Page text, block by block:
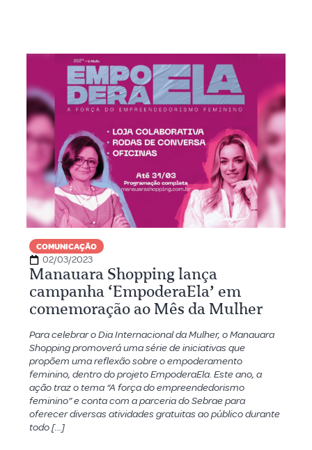
COMUNICAÇÃO
02/03/2023
Manauara Shopping lança
campanha ‘EmpoderaEla’ em
comemoração ao Mês da Mulher
Para celebrar o Dia Internacional da Mulher, o Manauara
Shopping promoverá uma série de iniciativas que
propõem uma reflexão sobre o empoderamento
feminino, dentro do projeto EmpoderaEla. Este ano, a
ação traz o tema “A força do empreendedorismo
feminino” e conta com a parceria do Sebrae para
oferecer diversas atividades gratuitas ao público durante
todo […]